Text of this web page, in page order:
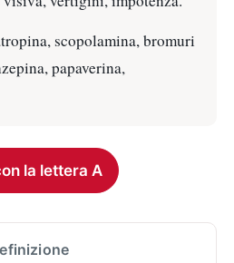
scopolamina, bromuri
papaverina,
la lettera A